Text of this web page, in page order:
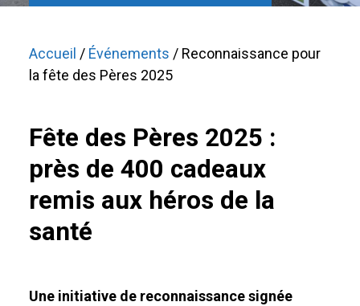
Accueil / Événements / Reconnaissance pour
la fête des Pères 2025
Fête des Pères 2025 :
près de 400 cadeaux
remis aux héros de la
santé
Une initiative de reconnaissance signée